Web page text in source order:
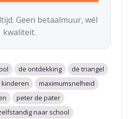
Geen betaalmuur, wél
kwaliteit.
de ontdekking
de triangel
kinderen
maximumsnelheid
peter de pater
naar school